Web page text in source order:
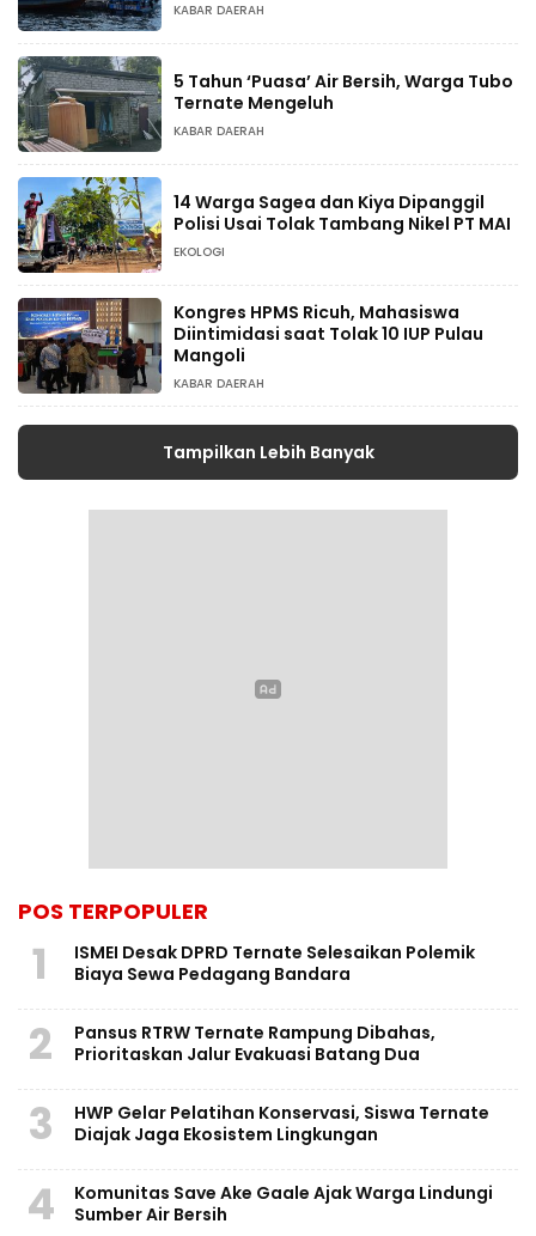
KABAR DAERAH
5 Tahun ‘Puasa’ Air Bersih, Warga Tubo
Ternate Mengeluh
KABAR DAERAH
14 Warga Sagea dan Kiya Dipanggil
Polisi Usai Tolak Tambang Nikel PT MAI
EKOLOGI
Kongres HPMS Ricuh, Mahasiswa
Diintimidasi saat Tolak 10 IUP Pulau
Mangoli
KABAR DAERAH
Tampilkan Lebih Banyak
POS TERPOPULER
1
ISMEI Desak DPRD Ternate Selesaikan Polemik
Biaya Sewa Pedagang Bandara
2
Pansus RTRW Ternate Rampung Dibahas,
Prioritaskan Jalur Evakuasi Batang Dua
3
HWP Gelar Pelatihan Konservasi, Siswa Ternate
Diajak Jaga Ekosistem Lingkungan
4
Komunitas Save Ake Gaale Ajak Warga Lindungi
Sumber Air Bersih